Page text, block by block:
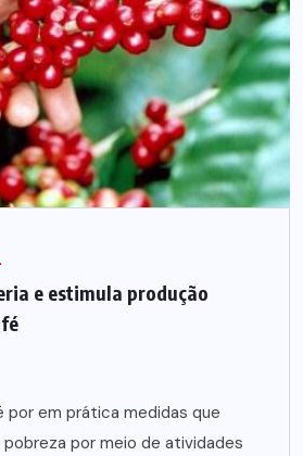
e estimula produção
por em prática medidas que
por meio de atividades